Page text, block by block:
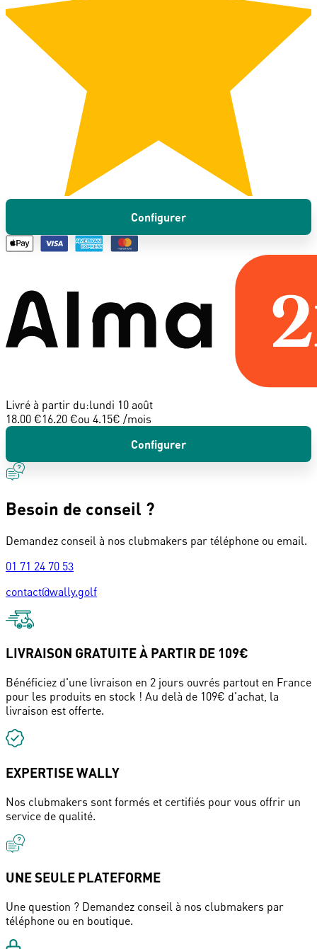
Configurer
Livré à partir du:lundi 10 août
18.00 €16.20 €ou 4.15€ /mois
Configurer
Besoin de conseil ?
Demandez conseil à nos clubmakers par téléphone ou email.
01 71 24 70 53
contact@wally.golf
LIVRAISON GRATUITE À PARTIR DE 109€
Bénéficiez d'une livraison en 2 jours ouvrés partout en France
pour les produits en stock ! Au delà de 109€ d'achat, la
livraison est offerte.
EXPERTISE WALLY
Nos clubmakers sont formés et certifiés pour vous offrir un
service de qualité.
UNE SEULE PLATEFORME
Une question ? Demandez conseil à nos clubmakers par
téléphone ou en boutique.